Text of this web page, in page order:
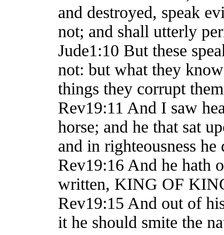
and destroyed, speak
not; and shall utterly
Jude1:10 But these
not: but what they
things they corrupt
Rev19:11 And I saw
horse; and he that sat
and in righteousness
Rev19:16 And he hath
written, KING OF
Rev19:15 And out of
it he should smite the